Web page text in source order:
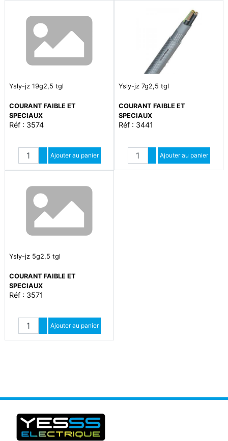
Ysly-jz 19g2,5 tgl
COURANT FAIBLE ET
SPECIAUX
Réf : 3574
Quantité
Augmenter quantité
Diminuer quantité
Ajouter au panier
Ysly-jz 7g2,5 tgl
COURANT FAIBLE ET
SPECIAUX
Réf : 3441
Quantité
Augmenter quantité
Diminuer quantité
Ajouter au panier
Ysly-jz 5g2,5 tgl
COURANT FAIBLE ET
SPECIAUX
Réf : 3571
Quantité
Augmenter quantité
Diminuer quantité
Ajouter au panier